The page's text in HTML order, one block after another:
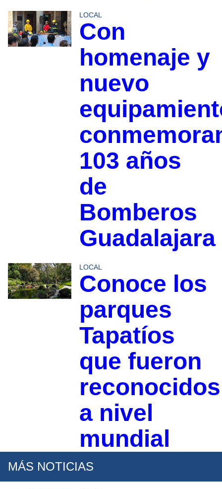
LOCAL
Con
homenaje y
nuevo
103 años
de
Bomberos
Guadalajara
LOCAL
Conoce los
parques
Tapatíos
que fueron
reconocidos
a nivel
mundial
MÁS NOTICIAS